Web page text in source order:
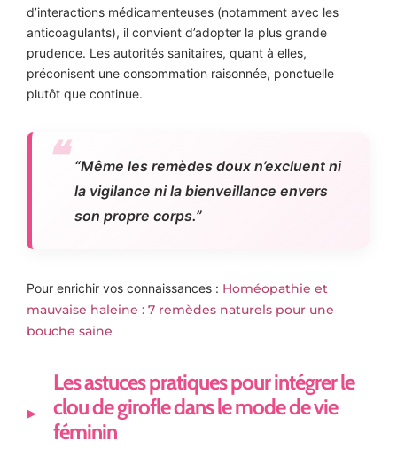
d’interactions médicamenteuses (notamment avec les
anticoagulants), il convient d’adopter la plus grande
prudence. Les autorités sanitaires, quant à elles,
préconisent une consommation raisonnée, ponctuelle
plutôt que continue.
“Même les remèdes doux n’excluent ni
la vigilance ni la bienveillance envers
son propre corps.”
Pour enrichir vos connaissances : Homéopathie et
mauvaise haleine : 7 remèdes naturels pour une
bouche saine
Les astuces pratiques pour intégrer le
clou de girofle dans le mode de vie
féminin